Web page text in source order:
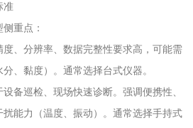
准
重点：
、分辨率、数据完整性要求高，可能需
、黏度）。通常选择台式仪器。
巡检、现场快速诊断。强调便携性、
能力（温度、振动）。通常选择手持式